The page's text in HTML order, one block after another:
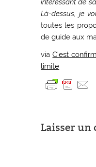
intéressant de
Là-dessus, je
toutes les
de guide aux
viaC’est
limite
Laisser un